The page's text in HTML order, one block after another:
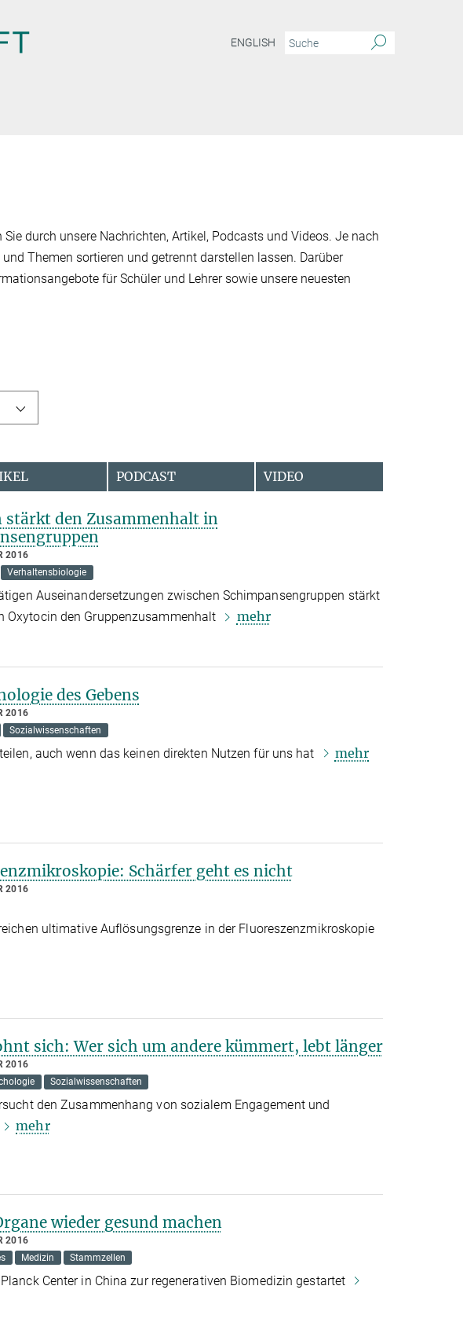
ENGLISH
durch unsere Nachrichten, Artikel, Podcasts und Videos. Je nach
Themen sortieren und getrennt darstellen lassen. Darüber
für Schüler und Lehrer sowie unsere neuesten
PODCAST VIDEO
stärkt den Zusammenhalt in
2016
Verhaltensbiologie
Auseinandersetzungen zwischen Schimpansengruppen stärkt
Oxytocin den Gruppenzusammenhalt
mehr
des Gebens
2016
Sozialwissenschaften
auch wenn das keinen direkten Nutzen für uns hat mehr
Schärfer geht es nicht
2016
ultimative Auflösungsgrenze in der Fluoreszenzmikroskopie
sich: Wer sich um andere kümmert, lebt länger
2016
Sozialwissenschaften
den Zusammenhang von sozialem Engagement und
mehr
wieder gesund machen
2016
Medizin Stammzellen
Center in China zur regenerativen Biomedizin gestartet